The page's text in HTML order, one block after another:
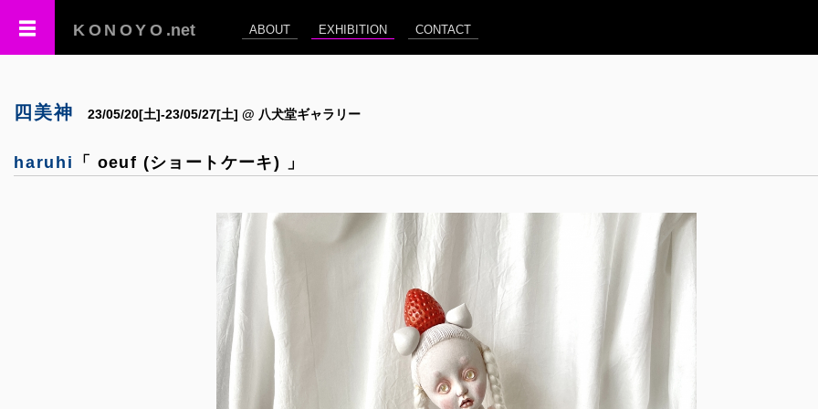
KONOYO .net ABOUT EXHIBITION CONTACT
四美神 23/05/20[土]-23/05/27[土] @ 八犬堂ギャラリー
haruhi 「 oeuf (ショートケーキ) 」